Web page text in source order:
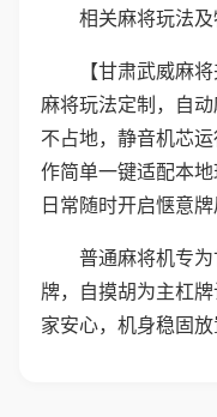
相关麻将玩法
【甘肃武威麻
麻将玩法定制，自
不占地，静音机芯
作简单一键适配本
日常随时开启惬意牌
普通麻将机专
牌，自摸胡为主杠
家安心，机身稳固放